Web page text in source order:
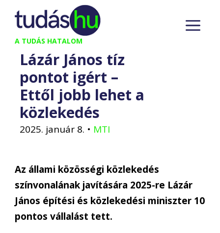
Kilépés
tartalomba
A TUDÁS HATALOM
Lázár János tíz
pontot igért –
Ettől jobb lehet a
közlekedés
2025. január 8. • MTI
Az állami közösségi közlekedés
színvonalának javítására 2025-re Lázár
János építési és közlekedési miniszter 10
pontos vállalást tett.